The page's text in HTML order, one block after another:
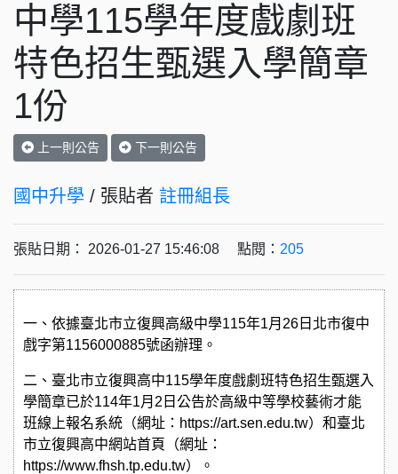
中學115學年度戲劇班
特色招生甄選入學簡章
1份
上一則公告 下一則公告
國中升學 / 張貼者 註冊組長
張貼日期： 2026-01-27 15:46:08 點閱： 205
一、依據臺北市立復興高級中學115年1月 26 日北市復中
戲字第1156000885號函辦理。
二、臺北市立復興高中115學年度戲劇班特色招生甄選入
學簡章已於114年1月 2 日公告於高級中等學校藝術才能
班線上報名系統（網址： https://art.sen.edu.tw）和臺北
市立復興高中網站首頁（網址：
https://www.fhsh.tp.edu.tw）。